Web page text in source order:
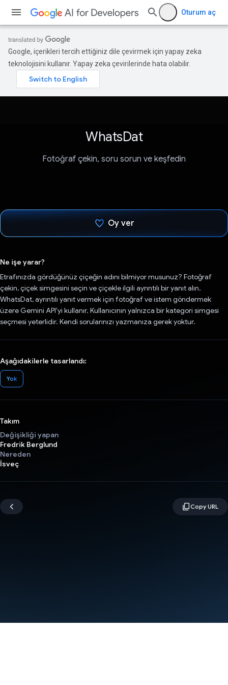
Oturum aç
Google, içerikleri tercih ettiğiniz dile çevirmek için yapay zeka
teknolojisini kullanır. Yapay zeka çevirilerinde hata olabilir.
WhatsDat
Fotoğraf çekin, soru sorun ve keşfedin
Oy ver
Ne işe yarar?
Etrafınızda gördüğünüz çiçeğin adını bilmiyor musunuz? Fotoğraf
çekin, çiçek simgesini seçin ve çiçekle ilgili ayrıntılı bir yanıt alın.
WhatsDat, ayrıntılı yanıt vermek için fotoğraf ve istem göndermek
üzere Gemini API'yi kullanır. Kullanıcının yalnızca bir kategori simgesi
seçmesi yeterlidir. Kendi sorularınızı yazmanıza gerek yoktur.
Aşağıdakilerle tasarlandı:
Yok
Takım
Değişikliği yapan
Fredrik Berglund
Nereden
İsveç